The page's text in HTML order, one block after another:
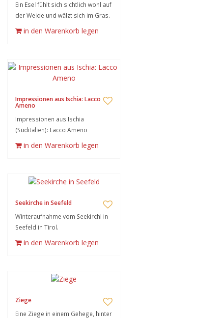
Ein Esel fühlt sich sichtlich wohl auf
der Weide und wälzt sich im Gras.
in den Warenkorb legen
Impressionen aus Ischia: Lacco
Ameno
Impressionen aus Ischia
(Süditalien): Lacco Ameno
in den Warenkorb legen
Seekirche in Seefeld
Winteraufnahme vom Seekirchl in
Seefeld in Tirol.
in den Warenkorb legen
Ziege
Eine Ziege in einem Gehege, hinter